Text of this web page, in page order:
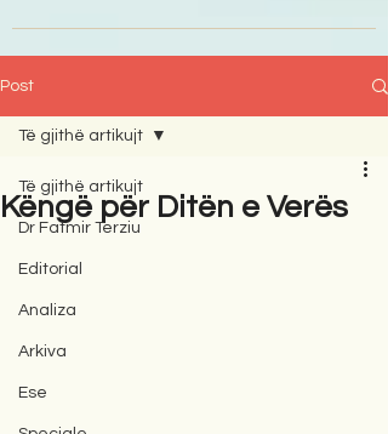
Post
Të gjithë artikujt
Dr Fatmir Terziu
Editorial
Analiza
Arkiva
Ese
Të gjithë artikujt
Këngë për Ditën e Verës